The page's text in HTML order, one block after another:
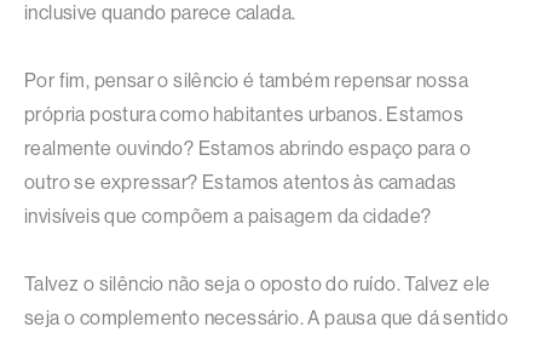
inclusive quando parece calada.
Por fim, pensar o silêncio é também repensar nossa
própria postura como habitantes urbanos. Estamos
realmente ouvindo? Estamos abrindo espaço para o
outro se expressar? Estamos atentos às camadas
invisíveis que compõem a paisagem da cidade?
Talvez o silêncio não seja o oposto do ruído. Talvez ele
seja o complemento necessário. A pausa que dá sentido